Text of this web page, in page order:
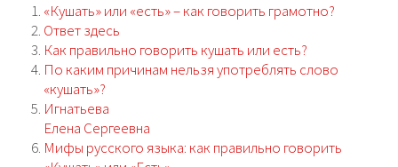
«Кушать» или «есть» – как говорить грамотно?
Ответ здесь
Как правильно говорить кушать или есть?
По каким причинам нельзя употреблять слово
«кушать»?
Игнатьева
Елена Сергеевна
Мифы русского языка: как правильно говорить